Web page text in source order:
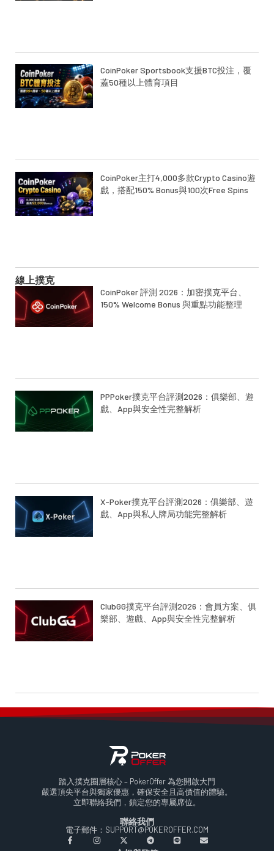
CoinPoker Sportsbook支援BTC投注，覆
蓋50種以上體育項目
CoinPoker主打4,000多款Crypto Casino遊
戲，搭配150% Bonus與100次Free Spins
線上撲克
CoinPoker 評測 2026：加密撲克平台、
150% Welcome Bonus 與重點功能整理
PPPoker撲克平台評測2026：俱樂部、遊
戲、App與安全性完整解析
X-Poker撲克平台評測2026：俱樂部、遊
戲、App與私人牌局功能完整解析
ClubGG撲克平台評測2026：會員方案、俱
樂部、遊戲、App與安全性完整解析
踏入撲克圈層核心 – PokerOffer 為您開啟大門
嚴選頂尖平台與獨家優惠，確保安全且高價值的體驗。
立即聯絡我們，鎖定您的專屬席位。
聯絡我們
電子郵件：SUPPORT@POKEROFFER.COM